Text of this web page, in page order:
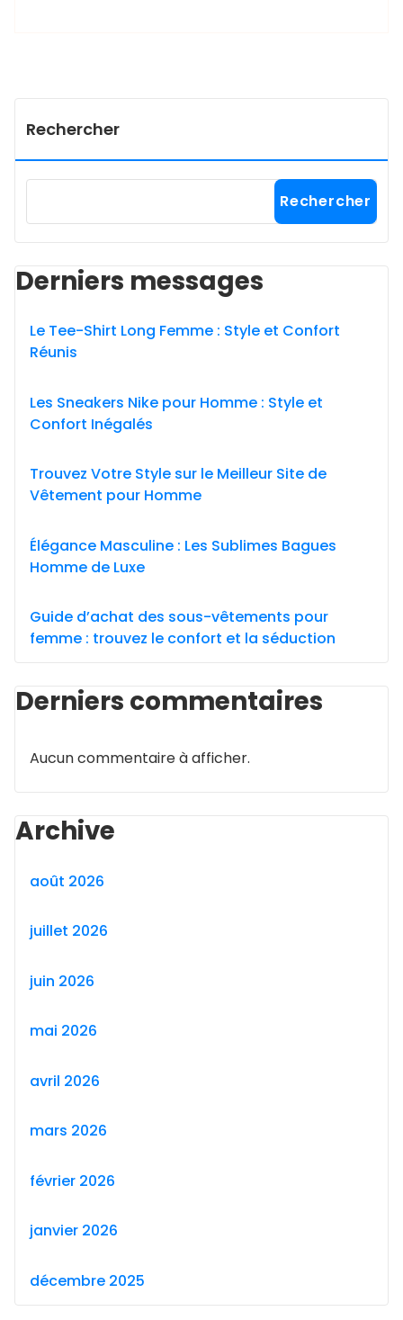
Rechercher
Rechercher
Derniers messages
Le Tee-Shirt Long Femme : Style et Confort
Réunis
Les Sneakers Nike pour Homme : Style et
Confort Inégalés
Trouvez Votre Style sur le Meilleur Site de
Vêtement pour Homme
Élégance Masculine : Les Sublimes Bagues
Homme de Luxe
Guide d’achat des sous-vêtements pour
femme : trouvez le confort et la séduction
Derniers commentaires
Aucun commentaire à afficher.
Archive
août 2026
juillet 2026
juin 2026
mai 2026
avril 2026
mars 2026
février 2026
janvier 2026
décembre 2025